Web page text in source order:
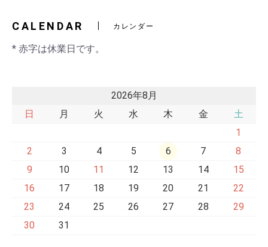
CALENDAR カレンダー
* 赤字は休業日です。
2026年8月
日
月 火 水 木 金
土
1
2
3 4 5 6 7
8
9
10 11 12 13 14
15
16
17 18 19 20 21
22
23
24 25 26 27 28
29
30
31